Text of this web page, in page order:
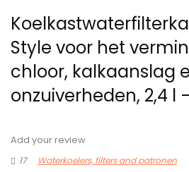
Style voor het
chloor, kalkaanslag
onzuiverheden, 2,4 l
Add your review
17
Waterkoelers, filters and patronen